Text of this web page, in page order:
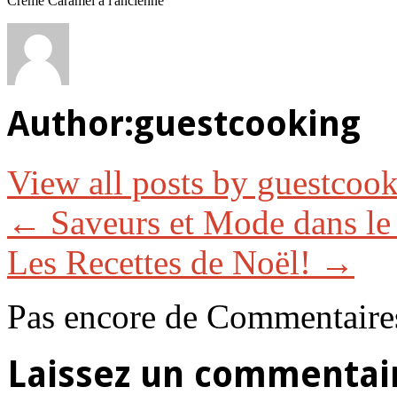
Author:guestcooking
View all posts by
← Saveurs et Mode dans
Les Recettes de Noël! →
Pas encore de
Laissez un